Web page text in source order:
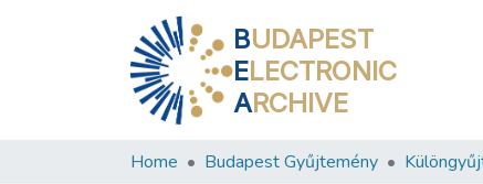
BUDAPEST
ELECTRONIC
ARCHIVE
Home Budapest Gyűjtemény